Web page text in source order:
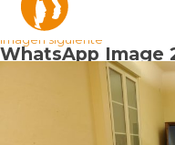
Imagen anterior
Imagen siguiente
WhatsApp Image